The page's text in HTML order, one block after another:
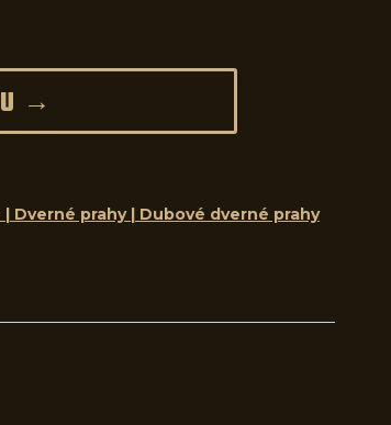
→
Dverné prahy | Dubové dverné prahy